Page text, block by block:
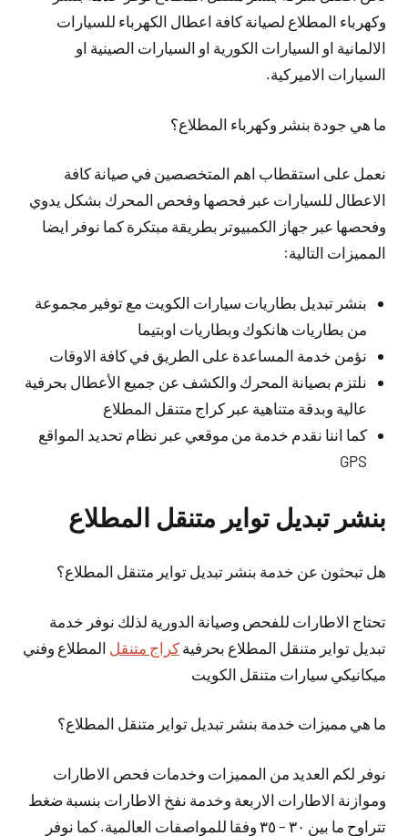
وكهرباء المطلاع لصيانة كافة اعطال الكهرباء للسيارات
الالمانية او السيارات الكورية او السيارات الصينية او
السيارات الاميركية.
ما هي جودة بنشر وكهرباء المطلاع؟
نعمل على استقطاب اهم المتخصصين في صيانة كافة
الاعطال للسيارات عبر فحصها وفحص المحرك بشكل يدوي
وفحصها عبر جهاز الكمبيوتر بطريقة مبتكرة كما نوفر ايضا
المميزات التالية:
بنشر تبديل بطاريات سيارات الكويت مع توفير مجموعة
من بطاريات هانكوك وبطاريات اوبتيما
نؤمن خدمة المساعدة على الطريق في كافة الاوقات
نلتزم بصيانة المحرك والكشف عن جميع الأعطال بحرفية
عالية وبدقة متناهية عبر كراج متنقل المطلاع
كما اننا نقدم خدمة من موقعي عبر نظام تحديد المواقع
GPS
بنشر تبديل تواير متنقل المطلاع
هل تبحثون عن خدمة بنشر تبديل تواير متنقل المطلاع؟
تحتاج الاطارات للفحص وصيانة الدورية لذلك نوفر خدمة
تبديل تواير متنقل المطلاع بحرفية كراج متنقل المطلاع وفني
ميكانيكي سيارات متنقل الكويت
ما هي مميزات خدمة بنشر تبديل تواير متنقل المطلاع؟
نوفر لكم العديد من المميزات وخدمات فحص الاطارات
وموازنة الاطارات الاربعة وخدمة نفخ الاطارات بنسبة ضغط
تتراوح ما بين ٣٠ – ٣٥ وفقا للمواصفات العالمية. كما نوفر